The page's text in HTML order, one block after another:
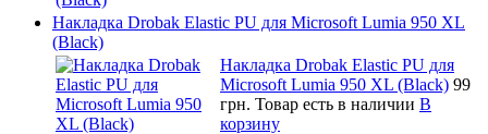
Накладка Drobak Elastic PU для Microsoft Lumia 950 XL
(Black)
Накладка Drobak Elastic PU для
Microsoft Lumia 950 XL (Black) 99
грн. Товар есть в наличии В
корзину